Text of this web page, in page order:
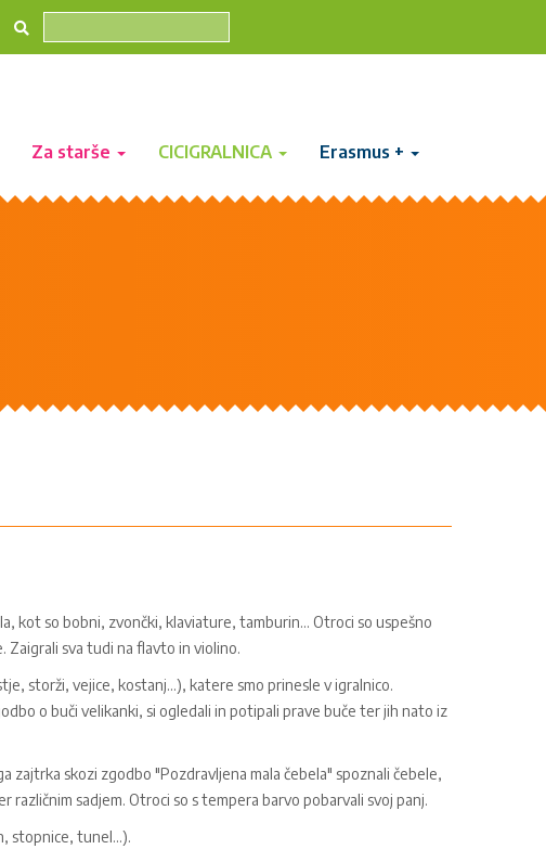
Za starše CICIGRALNICA Erasmus +
kot so bobni, zvončki, klaviature, tamburin... Otroci so uspešno
Zaigrali sva tudi na flavto in violino.
storži, vejice, kostanj...), katere smo prinesle v igralnico.
o buči velikanki, si ogledali in potipali prave buče ter jih nato iz
zajtrka skozi zgodbo "Pozdravljena mala čebela" spoznali čebele,
različnim sadjem. Otroci so s tempera barvo pobarvali svoj panj.
stopnice, tunel...).